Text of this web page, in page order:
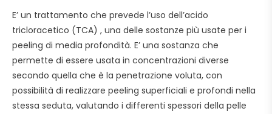
E’ un trattamento che prevede l’uso dell’acido
tricloracetico (TCA) , una delle sostanze più usate per i
peeling di media profondità. E’ una sostanza che
permette di essere usata in concentrazioni diverse
secondo quella che è la penetrazione voluta, con
possibilità di realizzare peeling superficiali e profondi nella
stessa seduta, valutando i differenti spessori della pelle